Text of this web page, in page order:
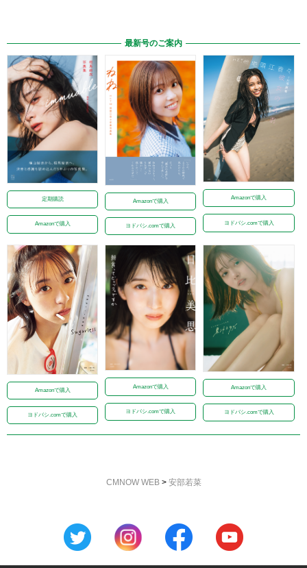
最新号のご案内
定期購読
Amazonで購入
Amazonで購入
ヨドバシ.comで購入
Amazonで購入
ヨドバシ.comで購入
Amazonで購入
ヨドバシ.comで購入
Amazonで購入
ヨドバシ.comで購入
Amazonで購入
ヨドバシ.comで購入
CMNOW WEB> 安部若菜